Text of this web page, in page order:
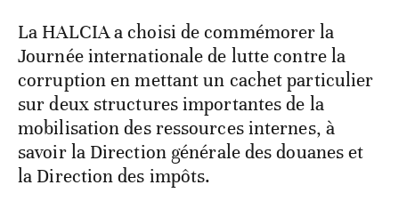
La HALCIA a choisi de commémorer la
Journée internationale de lutte contre la
corruption en mettant un cachet particulier
sur deux structures importantes de la
mobilisation des ressources internes, à
savoir la Direction générale des douanes et
la Direction des impôts.